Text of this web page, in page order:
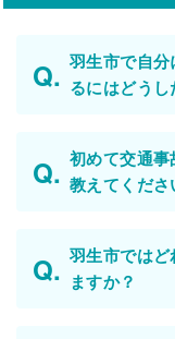
羽生市で自
るにはどうし
初めて交通
教えてくださ
羽生市では
ますか？